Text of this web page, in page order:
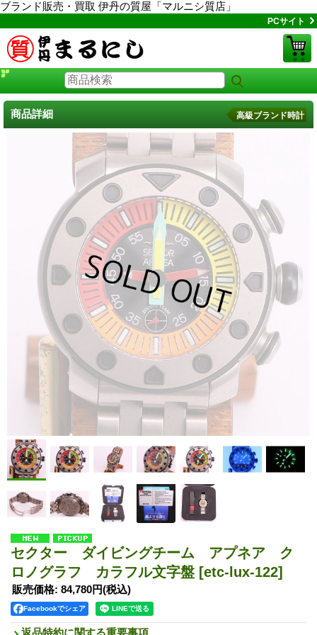
ブランド販売・買取 伊丹の質屋「マルニシ質店」
PCサイト
商品詳細 高級ブランド時計
セクター ダイビングチーム アプネア ク
ロノグラフ カラフル文字盤 [etc-lux-122]
販売価格: 84,780円(税込)
Facebookでシェア
返品特約に関する重要事項